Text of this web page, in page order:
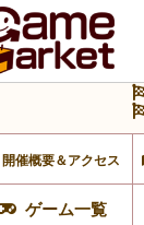
開催概要＆アクセス
ゲーム一覧